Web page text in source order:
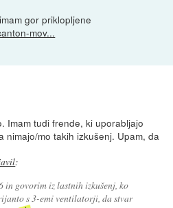
gor priklopljene
mov...
Imam tudi frende, ki uporabljajo
nimajo/mo takih izkušenj. Upam, da
:
in govorim iz lastnih izkušenj, ko
s 3-emi ventilatorji, da stvar